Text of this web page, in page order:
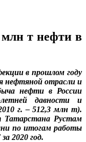
млн т нефти в
в прошлом году
нефтяной отрасли и
нефти в России
давности и
г. – 512,3 млн т).
Татарстана Рустам
по итогам работы
2020 год.